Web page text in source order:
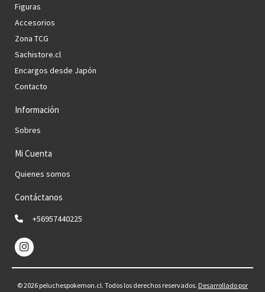
Figuras
Accesorios
Zona TCG
Sachistore.cl
Encargos desde Japón
Contacto
Información
Sobres
Mi Cuenta
Quienes somos
Contáctanos
+56957440225
© 2026 peluchespokemon.cl. Todos los derechos reservados. Desarrollado por